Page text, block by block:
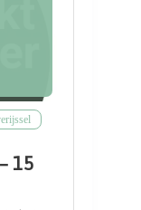
15